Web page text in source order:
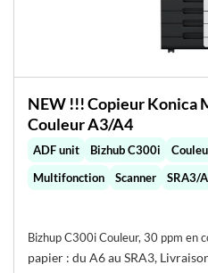
NEW !!! Copieur Konica
Couleur A3/A4
ADF unit Bizhub C300i
Multifonction
Scanner SRA3/
Bizhup C300i Couleur, 30 ppm en
papier : du A6 au SRA3,